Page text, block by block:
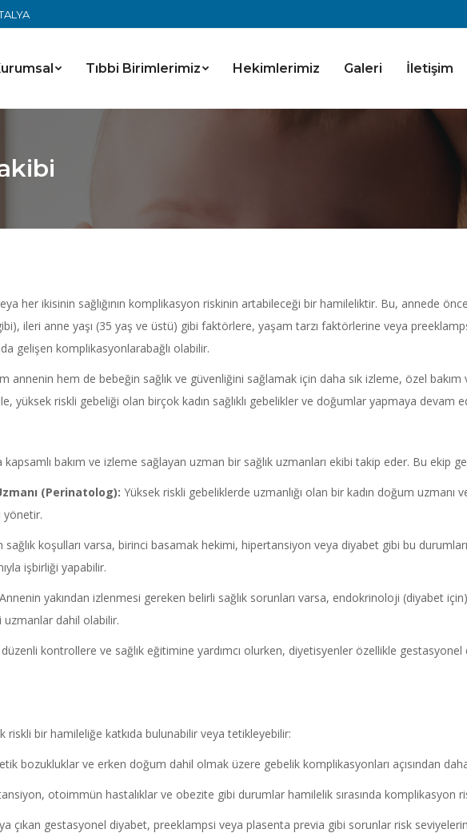
Tıbbi Birimlerimiz Hekimlerimiz Galeri İletişim
her ikisinin sağlığının komplikasyon riskinin artabileceği bir hamileliktir. Bu, annede
ileri anne yaşı (35 yaş ve üstü) gibi faktörlere, yaşam tarzı faktörlerine veya
gelişen komplikasyonlarabağlı olabilir.
hem de bebeğin sağlık ve güvenliğini sağlamak için daha sık izleme, özel
riskli gebeliği olan birçok kadın sağlıklı gebelikler ve doğumlar yapmaya devam
bakım ve izleme sağlayan uzman bir sağlık uzmanları ekibi takip eder. Bu ekip
(Perinatolog): Yüksek riskli gebeliklerde uzmanlığı olan bir kadın doğum uzmanı
yönetir.
koşulları varsa, birinci basamak hekimi, hipertansiyon veya diyabet gibi bu
işbirliği yapabilir.
yakından izlenmesi gereken belirli sağlık sorunları varsa, endokrinoloji (diyabet
uzmanlar dahil olabilir.
kontrollere ve sağlık eğitimine yardımcı olurken, diyetisyenler özellikle
bir hamileliğe katkıda bulunabilir veya tetikleyebilir:
bozukluklar ve erken doğum dahil olmak üzere gebelik komplikasyonları açısından
otoimmün hastalıklar ve obezite gibi durumlar hamilelik sırasında komplikasyon
çıkan gestasyonel diyabet, preeklampsi veya plasenta previa gibi sorunlar risk